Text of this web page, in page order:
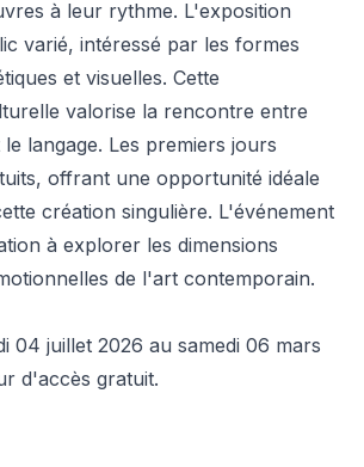
à leur rythme. L'exposition
varié, intéressé par les formes
et visuelles. Cette
valorise la rencontre entre
langage. Les premiers jours
offrant une opportunité idéale
création singulière. L'événement
à explorer les dimensions
de l'art contemporain.
04 juillet 2026 au samedi 06 mars
d'accès gratuit.